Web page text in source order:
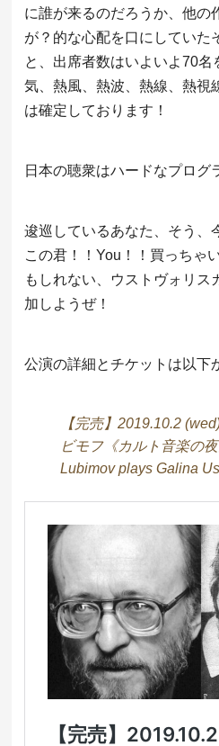
に誰が来るのだろうか、他の
が？的な心配を口にしていた
と、出席者数はいよいよ70
気、熱風、熱波、熱線、熱視
は確定しております！
日本の聴衆はハードなプログ
逡巡しているあなた、そう、
この君！！You！！買っちゃ
もしれない、ウストヴォリス
加しようぜ！
公演の詳細とチケットは以下
【完売】2019.10.2
ビモフ《カルト音楽の
Lubimov plays Galina